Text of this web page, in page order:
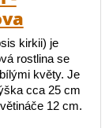
kirkii) je
rostlina se
květy. Je
cca 25 cm
12 cm.